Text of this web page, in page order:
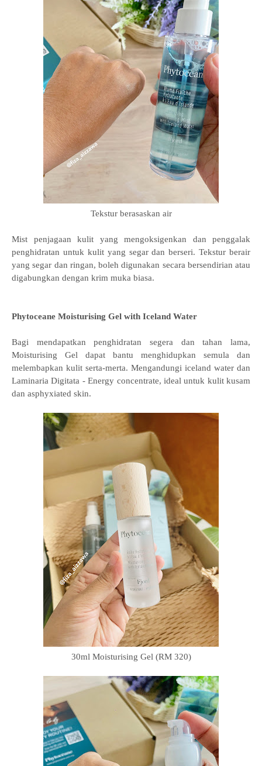
Tekstur berasaskan air
Mist penjagaan kulit yang mengoksigenkan dan penggalak
penghidratan untuk kulit yang segar dan berseri. Tekstur berair
yang segar dan ringan, boleh digunakan secara bersendirian atau
digabungkan dengan krim muka biasa.
Phytoceane Moisturising Gel with Iceland Water
Bagi mendapatkan penghidratan segera dan tahan lama,
Moisturising Gel dapat bantu menghidupkan semula dan
melembapkan kulit serta-merta. Mengandungi iceland water dan
Laminaria Digitata - Energy concentrate, ideal untuk kulit kusam
dan asphyxiated skin.
30ml Moisturising Gel (RM 320)